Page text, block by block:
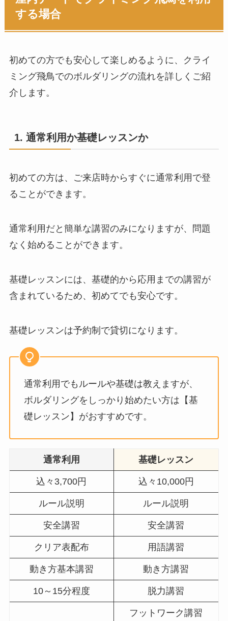
会員登録料
1時間 2時間 3時間
フ
通常利
￥1,40
0
￥1,70
￥2,00
0
する場合
初めての方でも安心して楽しめるように、クライ
ミング飛鳥でのボルダリングの流れを詳しくご紹
介します。
1. 通常利用か基礎レッスンか
初めての方は、ご来店時からすぐに通常利用で登
ることができます。
通常利用だと簡単な講習のみになりますが、問題
なく始めることができます。
基礎レッスンには、基礎的から応用までの講習が
含まれているため、初めてでも安心です。
基礎レッスンは予約制で貸切になります。
通常利用でもルールや基礎は教えますが、
ボルダリングをしっかり始めたい方は【基
礎レッスン】がおすすめです。
通常利用 基礎レッスン
込々3,700円 込々10,000円
ルール説明 ルール説明
安全講習 安全講習
クリア表配布 用語講習
動き方基本講習 動き方講習
10～15分程度 脱力講習
フットワーク講習